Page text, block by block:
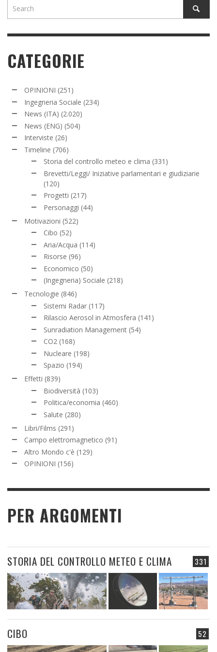
CATEGORIE
OPINIONI (251)
Ingegneria Sociale (234)
News (ITA) (2.020)
News (ENG) (504)
Interviste (26)
Timeline (706)
Storia del controllo meteo e clima (331)
Brevetti/Leggi/ Iniziative parlamentari e giudiziarie
(120)
Progetti (217)
Personaggi (44)
Motivazioni (522)
Cibo (52)
Aria/Acqua (114)
Risorse (96)
Economico (50)
(Ingegneria) Sociale (218)
Tecnologie (846)
Sistemi Radar (117)
Rilascio Aerosol in Atmosfera (141)
Sunradiation Management (54)
CO2 (168)
Nucleare (198)
Spazio (194)
Effetti (839)
Biodiversità (103)
Politica/economia (460)
Salute (280)
Libri/Films (291)
Campo elettromagnetico (91)
Altro Mondo c'è (129)
OPINIONI (156)
PER ARGOMENTI
331
STORIA DEL CONTROLLO METEO E CLIMA
52
CIBO